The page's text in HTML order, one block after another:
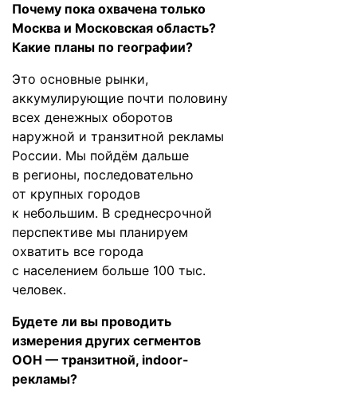
Почему пока охвачена только
Москва и Московская область?
Какие планы по географии?
Это основные рынки,
аккумулирующие почти половину
всех денежных оборотов
наружной и транзитной рекламы
России. Мы пойдём дальше
в регионы, последовательно
от крупных городов
к небольшим. В среднесрочной
перспективе мы планируем
охватить все города
с населением больше 100 тыс.
человек.
Будете ли вы проводить
измерения других сегментов
ООН — транзитной, indoor-
рекламы?